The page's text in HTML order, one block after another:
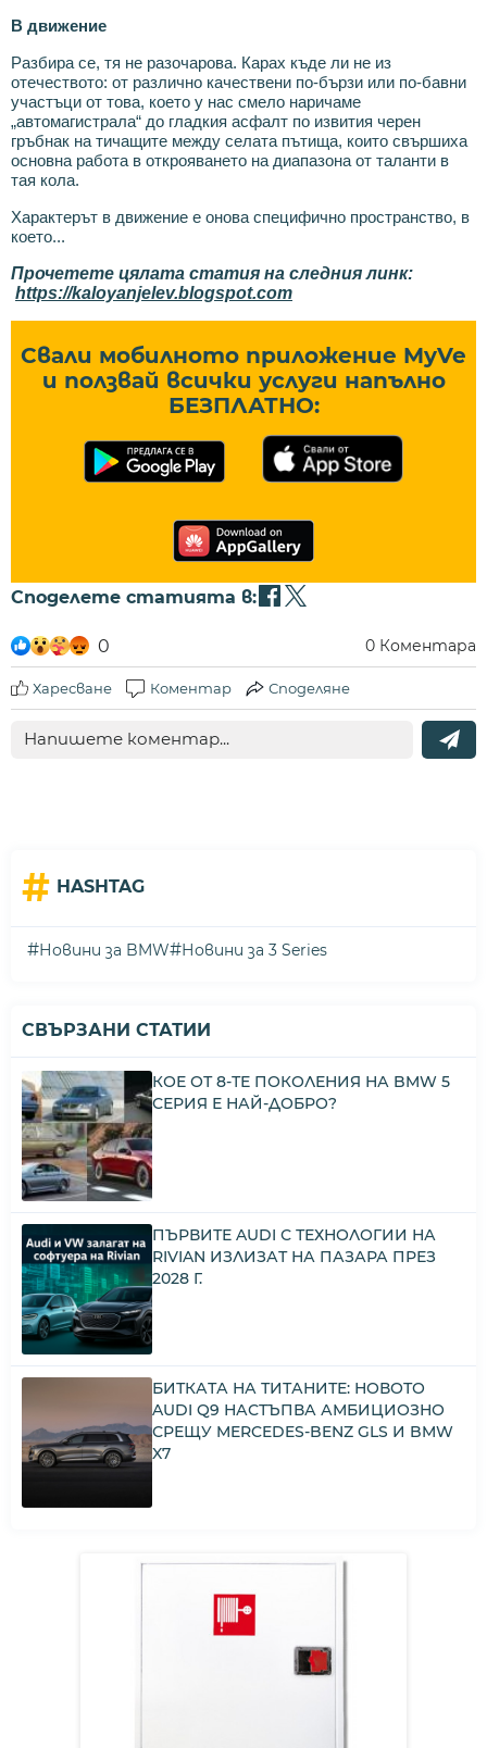
В движение
Разбира се, тя не разочарова. Карах къде ли не из
отечеството: от различно качествени по-бързи или по-бавни
участъци от това, което у нас смело наричаме
„автомагистрала“ до гладкия асфалт по извития черен
гръбнак на тичащите между селата пътища, които свършиха
основна работа в открояването на диапазона от таланти в
тая кола.
Характерът в движение е онова специфично пространство, в
което...
Прочетете цялата статия на следния линк:
https://kaloyanjelev.blogspot.com
Свали мобилното приложение MyVe
и ползвай всички услуги напълно
БЕЗПЛАТНО:
Споделете статията в:
0 0 Коментара
Харесване Коментар Споделяне
# HASHTAG
#Новини за BMW#Новини за 3 Series
СВЪРЗАНИ СТАТИИ
КОЕ ОТ 8-ТЕ ПОКОЛЕНИЯ НА BMW 5
СЕРИЯ Е НАЙ-ДОБРО?
ПЪРВИТЕ AUDI С ТЕХНОЛОГИИ НА
RIVIAN ИЗЛИЗАТ НА ПАЗАРА ПРЕЗ
2028 Г.
БИТКАТА НА ТИТАНИТЕ: НОВОТО
AUDI Q9 НАСТЪПВА АМБИЦИОЗНО
СРЕЩУ MERCEDES-BENZ GLS И BMW
X7